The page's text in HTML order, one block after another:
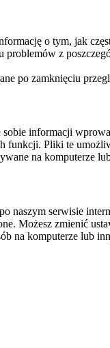
o tym, jak
z
po zamknięciu
informacji
funkcji. Pliki te
na komputerze
naszym serwisie
Możesz zmienić
na komputerze lub